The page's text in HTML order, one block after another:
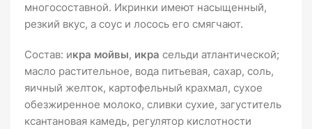
многосоставной. Икринки имеют насыщенный,
резкий вкус, а соус и лосось его смягчают.
Состав: икра мойвы, икра сельди атлантической;
масло растительное, вода питьевая, сахар, соль,
яичный желток, картофельный крахмал, сухое
обезжиренное молоко, сливки сухие, загуститель
ксантановая камедь, регулятор кислотности